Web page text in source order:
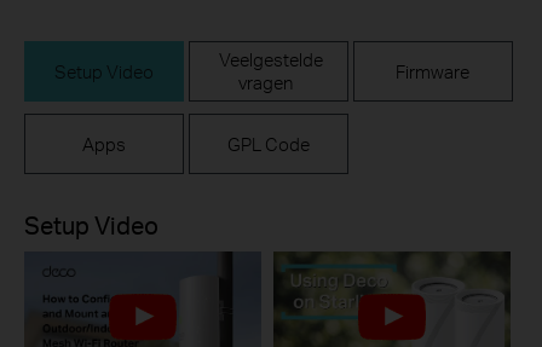
Setup Video
Veelgestelde
vragen
Firmware
Apps GPL Code
Setup Video